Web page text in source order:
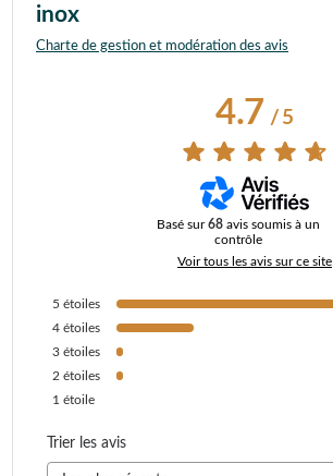
inox
Charte de gestion et modération des avis
4.7 / 5
Basé sur68 avis soumis à un
contrôle
Voir tous les avis sur ce site
5 étoiles
4 étoiles
3 étoiles
2 étoiles
1 étoile
Trier les avis